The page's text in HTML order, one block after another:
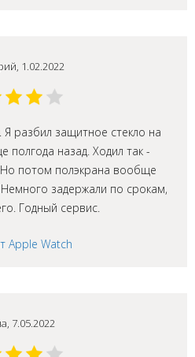
1.02.2022
разбил защитное стекло на
полгода назад. Ходил так -
потом полэкрана вообще
задержали по срокам,
Годный сервис.
Apple Watch
7.05.2022